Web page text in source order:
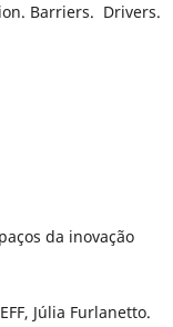
Barriers. Drivers.
da inovação
Júlia Furlanetto.